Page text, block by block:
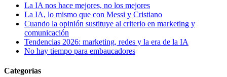
La IA nos hace mejores, no los mejores
La IA, lo mismo que con Messi y Cristiano
Cuando la opinión sustituye al criterio en marketing y
comunicación
Tendencias 2026: marketing, redes y la era de la IA
No hay tiempo para embaucadores
Categorías